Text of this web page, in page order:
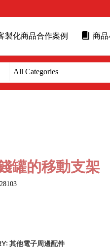
製化商品合作案例 商品
罐的移動支架
其他電子周邊配件